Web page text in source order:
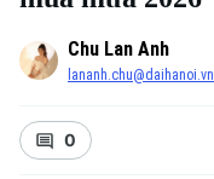
Chu Lan Anh
lananh.chu@daihanoi.vn
0